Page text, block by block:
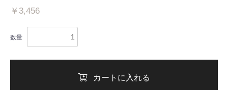
￥3,456
数量
カートに入れる